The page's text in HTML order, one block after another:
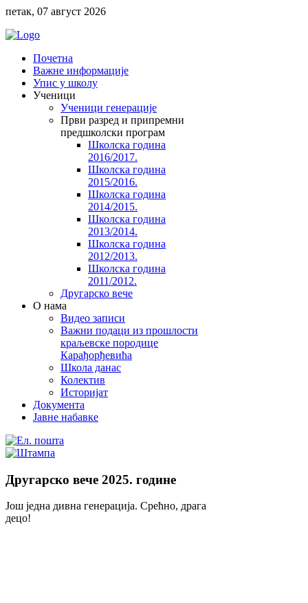
петак, 07 август 2026
Почетна
Важне информације
Упис у школу
Ученици
Ученици генерације
Први разред и припремни
предшколски програм
Школска година
2016/2017.
Школска година
2015/2016.
Школска година
2014/2015.
Школска година
2013/2014.
Школска година
2012/2013.
Школска година
2011/2012.
Другарско вече
O нама
Видео записи
Важни подаци из прошлости
краљевске породице
Карађорђевића
Школа данас
Колектив
Историјат
Документа
Јавне набавке
Другарско вече 2025. године
Још једна дивна генерација. Срећно, драга
децо!